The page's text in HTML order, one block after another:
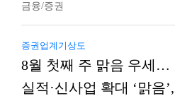
금융/증권
증권업계기상도
8월 첫째 주 맑음 우세…
실적·신사업 확대 ‘맑음’,